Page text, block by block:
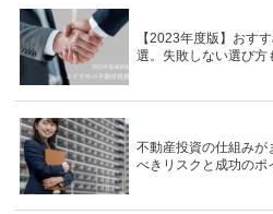
【2023年度版】おす
選。失敗しない選び方
不動産投資の仕組みが
べきリスクと成功のポ